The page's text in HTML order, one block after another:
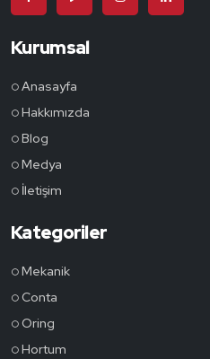
Kurumsal
Anasayfa
Hakkımızda
Blog
Medya
İletişim
Kategoriler
Mekanik
Conta
Oring
Hortum